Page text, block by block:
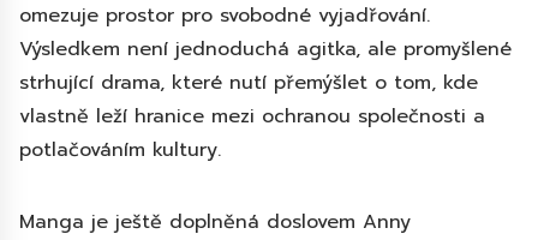
omezuje prostor pro svobodné vyjadřování.
Výsledkem není jednoduchá agitka, ale promyšlené
strhující drama, které nutí přemýšlet o tom, kde
vlastně leží hranice mezi ochranou společnosti a
potlačováním kultury.
Manga je ještě doplněná doslovem Anny